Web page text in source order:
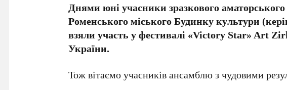
Днями юні учасники зразкового
Роменського міського Будинку культури
взяли участь у фестивалі «Victory Star» Art
України.
Тож вітаємо учасників ансамблю з чудовими